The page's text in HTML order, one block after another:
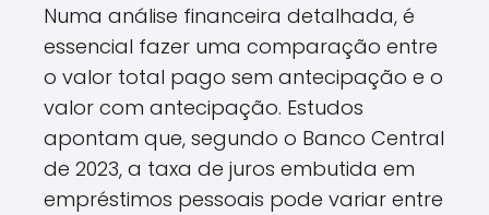
Numa análise financeira detalhada, é
essencial fazer uma comparação entre
o valor total pago sem antecipação e o
valor com antecipação. Estudos
apontam que, segundo o Banco Central
de 2023, a taxa de juros embutida em
empréstimos pessoais pode variar entre